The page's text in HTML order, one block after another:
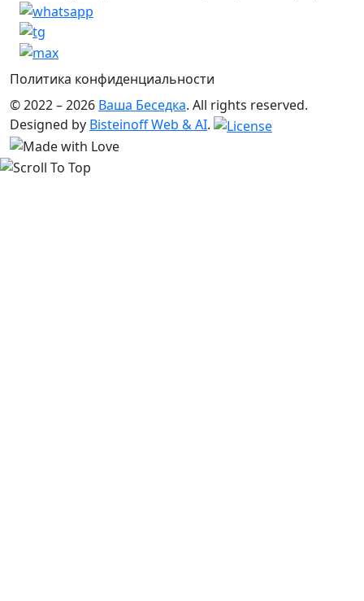
Политика конфиденциальности
© 2022 – 2026 Ваша Беседка. All rights reserved.
Designed by Bisteinoff Web & AI.